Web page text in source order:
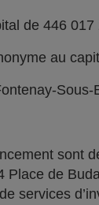
de 446
au
Sous-
sont
de
services